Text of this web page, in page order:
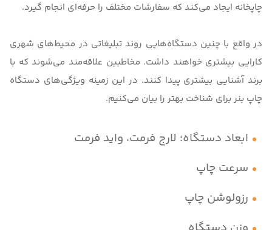
چاپخانه ایجاد می‌کند که سفارشات مختلف را حرفه‌ای انجام گیرد.
در واقع با چنین دستگاه‌هایی روند تبلیغاتی در محیط‌های شهری
کارایی بیشتری خواهند داشت. مخاطبین علاقه‌مند می‌شوند که با
برند آشنایی بیشتری پیدا کنند. در این زمینه ویژگی‌‌های دستگاه
چاپ بنر برای شناخت بهتر را بیان می‌کنیم.
ابعاد دستگاه؛ لارج فرمت، واید فرمت
سرعت چاپ
رزولوشن چاپ